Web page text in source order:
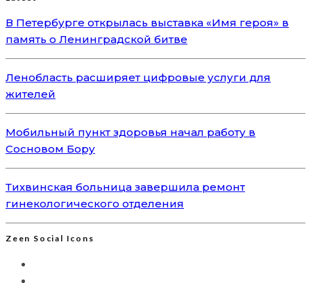
В Петербурге открылась выставка «Имя героя» в
память о Ленинградской битве
Ленобласть расширяет цифровые услуги для
жителей
Мобильный пункт здоровья начал работу в
Сосновом Бору
Тихвинская больница завершила ремонт
гинекологического отделения
Zeen Social Icons